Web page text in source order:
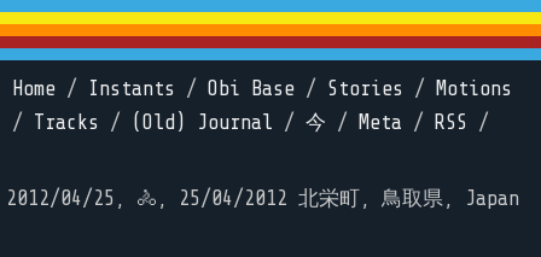
Home / Instants / Obi Base / Stories /
Motions
/ Tracks / (Old) Journal / 今 / Meta / RSS /
2012/04/25, 🚴, 25/04/2012 北栄町, 鳥取県, Japan